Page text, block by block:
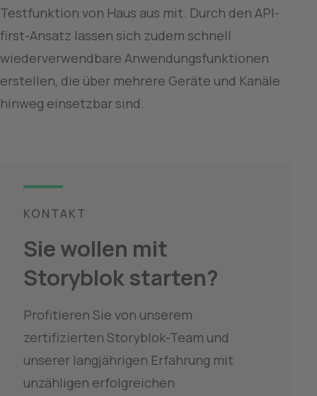
Testfunktion von Haus aus mit. Durch den API-
first-Ansatz lassen sich zudem schnell
wiederverwendbare Anwendungsfunktionen
erstellen, die über mehrere Geräte und Kanäle
hinweg einsetzbar sind.
KONTAKT
Sie wollen mit
Storyblok starten?
Profitieren Sie von unserem
zertifizierten Storyblok-Team und
unserer langjährigen Erfahrung mit
unzähligen erfolgreichen